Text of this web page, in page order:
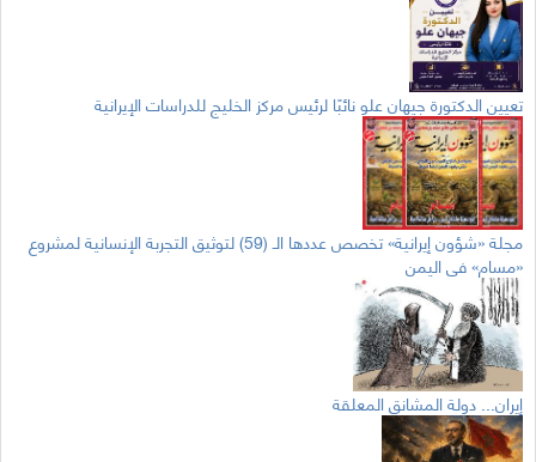
تعيين الدكتورة جيهان علو نائبًا لرئيس مركز الخليج للدراسات الإيرانية
مجلة «شؤون إيرانية» تخصص عددها الـ (59) لتوثيق التجربة الإنسانية لمشروع
«مسام» في اليمن
إيران... دولة المشانق المعلقة